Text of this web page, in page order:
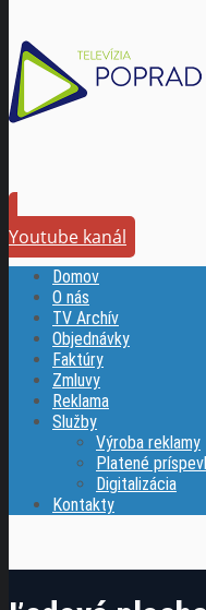
Youtube kanál
Domov
O nás
TV Archív
Objednávky
Faktúry
Zmluvy
Reklama
Služby
Výroba reklamy
Platené
Digitalizácia
Kontakty